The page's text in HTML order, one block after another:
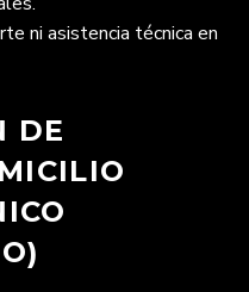
ni asistencia técnica en
DE